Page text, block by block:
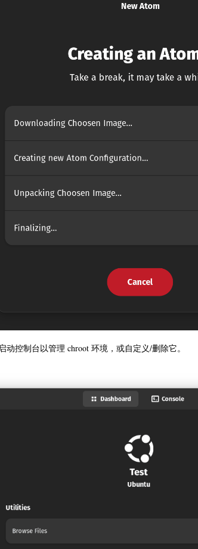
动控制台以管理 chroot 环境，或自定义/删除它。